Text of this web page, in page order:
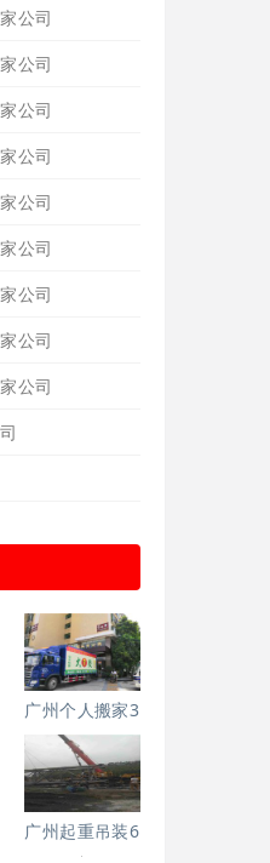
公司
公司
公司
公司
公司
公司
公司
公司
公司
广州个人搬家3
广州起重吊装6